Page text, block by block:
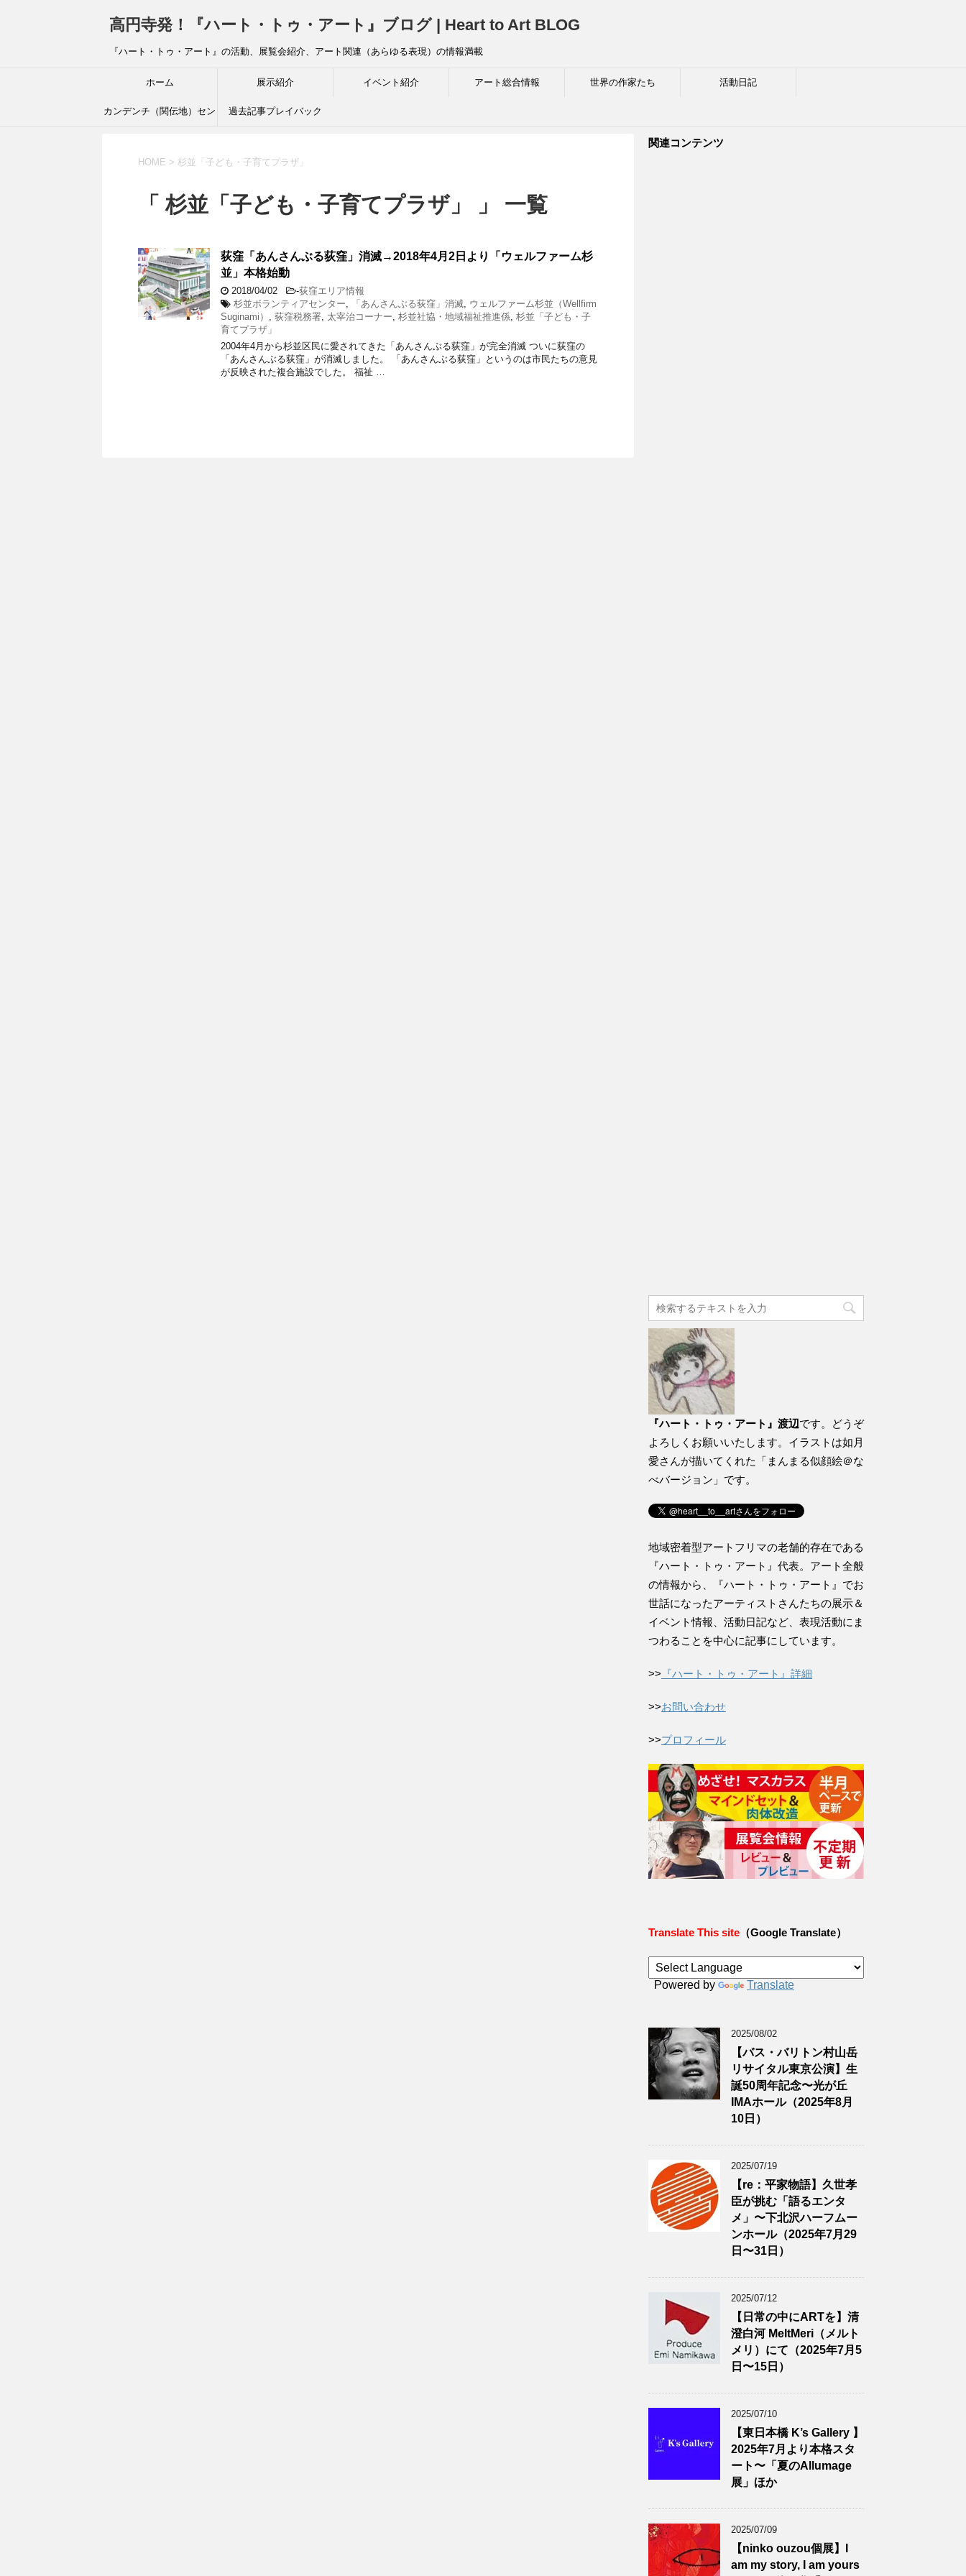
高円寺発！『ハート・トゥ・アート』ブログ | Heart to Art BLOG
『ハート・トゥ・アート』の活動、展覧会紹介、アート関連（あらゆる表現）の情報満載
ホーム 展示紹介 イベント紹介 アート総合情報 世界の作家たち 活動日記
カンデンチ（関伝地）セン 過去記事プレイバック
HOME > 杉並「子ども・子育てプラザ」
「 杉並「子ども・子育てプラザ」 」 一覧
荻窪「あんさんぶる荻窪」消滅→2018年4月2日より「ウェルファーム杉
並」本格始動
2018/04/02 -荻窪エリア情報
杉並ボランティアセンター, 「あんさんぶる荻窪」消滅, ウェルファーム杉並（Wellfirm
Suginami） , 荻窪税務署, 太宰治コーナー, 杉並社協・地域福祉推進係, 杉並「子ども・子
育てプラザ」
2004年4月から杉並区民に愛されてきた「あんさんぶる荻窪」が完全消滅 ついに荻窪の
「あんさんぶる荻窪」が消滅しました。 「あんさんぶる荻窪」というのは市民たちの意見
が反映された複合施設でした。 福祉 …
関連コンテンツ
『ハート・トゥ・アート』渡辺です。どうぞ
よろしくお願いいたします。イラストは如月
愛さんが描いてくれた「まんまる似顔絵＠な
べバージョン」です。
地域密着型アートフリマの老舗的存在である
『ハート・トゥ・アート』代表。アート全般
の情報から、『ハート・トゥ・アート』でお
世話になったアーティストさんたちの展示＆
イベント情報、活動日記など、表現活動にま
つわることを中心に記事にしています。
>> 『ハート・トゥ・アート』詳細
>>お問い合わせ
>>プロフィール
Translate This site （Google Translate）
Powered by Translate
2025/08/02
【バス・バリトン村山岳
リサイタル東京公演】生
誕50周年記念〜光が丘
IMAホール（2025年8月
10日）
2025/07/19
【re：平家物語】久世孝
臣が挑む「語るエンタ
メ」〜下北沢ハーフムー
ンホール（2025年7月29
日〜31日）
2025/07/12
【日常の中にARTを】清
澄白河 MeltMeri（メルト
メリ）にて（2025年7月5
日〜15日）
2025/07/10
【東日本橋 K’s Gallery 】
2025年7月より本格スタ
ート〜「夏のAllumage
展」ほか
2025/07/09
【ninko ouzou個展】I
am my story, I am yours